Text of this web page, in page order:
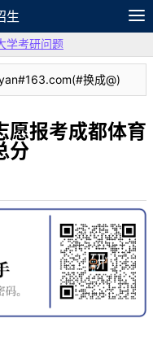
生
笔记
论坛
学考研问题
换成@)
愿报考成都体育
分